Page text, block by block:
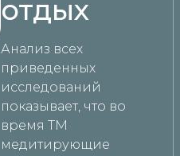
отдых
Анализ всех
приведенных
исследований
показывает, что во
время ТМ
медитирующие